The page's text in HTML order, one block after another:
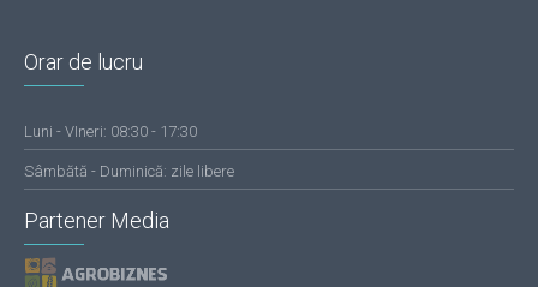
Orar de lucru
Luni - VIneri: 08:30 - 17:30
Sâmbătă - Duminică: zile libere
Partener Media